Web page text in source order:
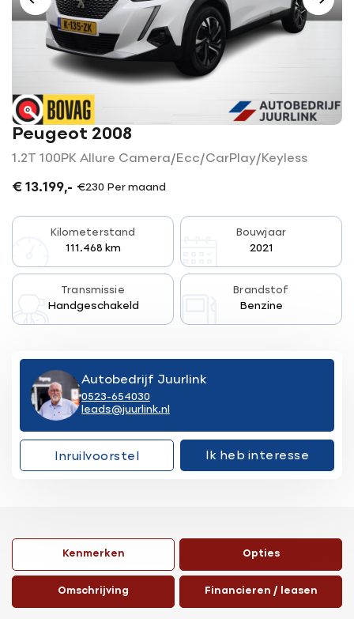
Openingstijden
Werkplaats
07:30 - 17:30
Gesloten
Openingstijden Showroom
Ma-vr
08:00 - 18:00
09:00 - 16.00
Buiten openingstijden op
Peugeot 2008
1.2T 100PK Allure Camera/Ecc/CarPlay/Keyless
€ 13.199,- €230 Per maand
Kilometerstand
111.468 km
Bouwjaar
2021
Transmissie
Handgeschakeld
Brandstof
Benzine
Autobedrijf Juurlink
0523-654030
leads@juurlink.nl
Inruilvoorstel Ik heb interesse
Kenmerken Opties
Omschrijving Financieren / leasen